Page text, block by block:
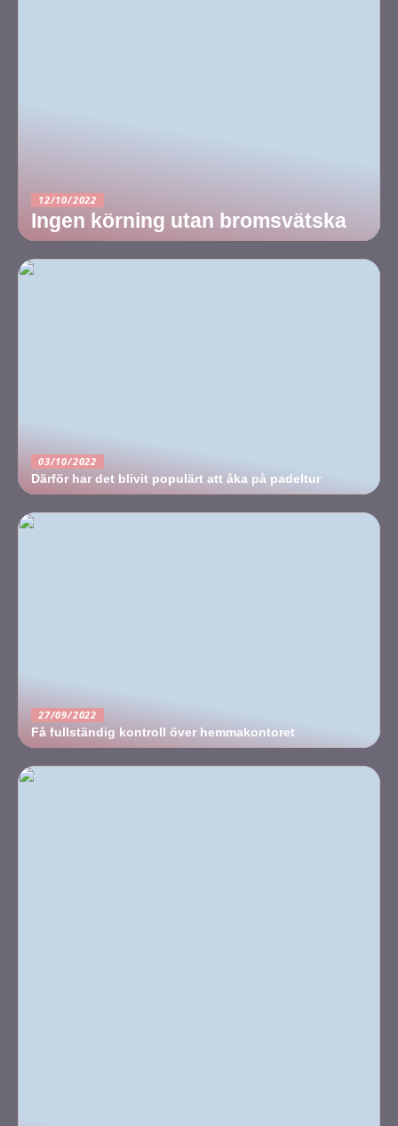
12/10/2022
Ingen körning utan bromsvätska
03/10/2022
Därför har det blivit populärt att åka på padeltur
27/09/2022
Få fullständig kontroll över hemmakontoret